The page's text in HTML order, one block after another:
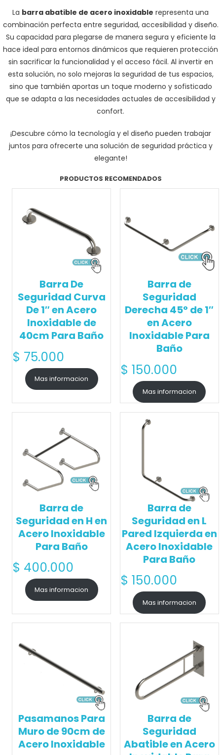
La barra abatible de acero inoxidable representa una
combinación perfecta entre seguridad, accesibilidad y diseño.
Su capacidad para plegarse de manera segura y eficiente la
hace ideal para entornos dinámicos que requieren protección
sin sacrificar la funcionalidad y el acceso fácil. Al invertir en
esta solución, no solo mejoras la seguridad de tus espacios,
sino que también aportas un toque moderno y sofisticado
que se adapta a las necesidades actuales de accesibilidad y
confort.
¡Descubre cómo la tecnología y el diseño pueden trabajar
juntos para ofrecerte una solución de seguridad práctica y
elegante!
PRODUCTOS RECOMENDADOS
Barra De
Seguridad Curva
De 1″ en Acero
Inoxidable de
40cm Para Baño
$ 75.000
Mas informacion
Barra de
Seguridad
Derecha 45° de 1″
en Acero
Inoxidable Para
Baño
$ 150.000
Mas informacion
Barra de
Seguridad en H en
Acero Inoxidable
Para Baño
$ 400.000
Mas informacion
Barra de
Seguridad en L
Pared Izquierda en
Acero Inoxidable
Para Baño
$ 150.000
Mas informacion
Pasamanos Para
Muro de 90cm de
Acero Inoxidable
Barra de
Seguridad
Abatible en Acero